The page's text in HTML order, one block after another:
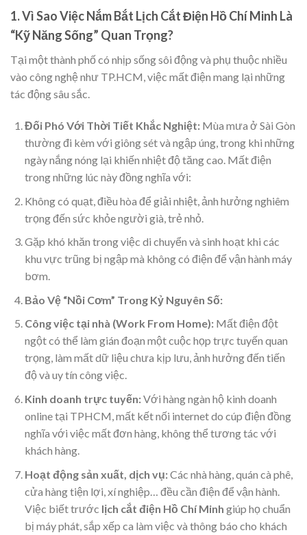
1. Vì Sao Việc Nắm Bắt Lịch Cắt Điện Hồ Chí Minh Là
“Kỹ Năng Sống” Quan Trọng?
Tại một thành phố có nhịp sống sôi động và phụ thuộc nhiều
vào công nghệ như TP.HCM, việc mất điện mang lại những
tác động sâu sắc.
Đối Phó Với Thời Tiết Khắc Nghiệt:Mùa mưa ở Sài Gòn
thường đi kèm với giông sét và ngập úng, trong khi những
ngày nắng nóng lại khiến nhiệt độ tăng cao. Mất điện
trong những lúc này đồng nghĩa với:
Không có quạt, điều hòa để giải nhiệt, ảnh hưởng nghiêm
trọng đến sức khỏe người già, trẻ nhỏ.
Gặp khó khăn trong việc di chuyển và sinh hoạt khi các
khu vực trũng bị ngập mà không có điện để vận hành máy
bơm.
Bảo Vệ “Nồi Cơm” Trong Kỷ Nguyên Số:
Công việc tại nhà (Work From Home):Mất điện đột
ngột có thể làm gián đoạn một cuộc họp trực tuyến quan
trọng, làm mất dữ liệu chưa kịp lưu, ảnh hưởng đến tiến
độ và uy tín công việc.
Kinh doanh trực tuyến:Với hàng ngàn hộ kinh doanh
online tại TPHCM, mất kết nối internet do cúp điện đồng
nghĩa với việc mất đơn hàng, không thể tương tác với
khách hàng.
Hoạt động sản xuất, dịch vụ:Các nhà hàng, quán cà phê,
cửa hàng tiện lợi, xí nghiệp… đều cần điện để vận hành.
Việc biết trước lịch cắt điện Hồ Chí Minh giúp họ chuẩn
bị máy phát, sắp xếp ca làm việc và thông báo cho khách